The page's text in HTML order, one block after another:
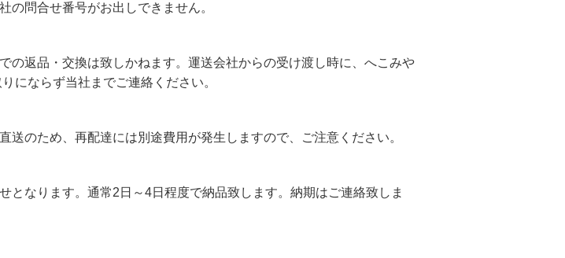
の問合せ番号がお出しできません。
の返品・交換は致しかねます。運送会社からの受け渡し時に、へこみや
にならず当社までご連絡ください。
送のため、再配達には別途費用が発生しますので、ご注意ください。
となります。通常2日～4日程度で納品致します。納期はご連絡致しま